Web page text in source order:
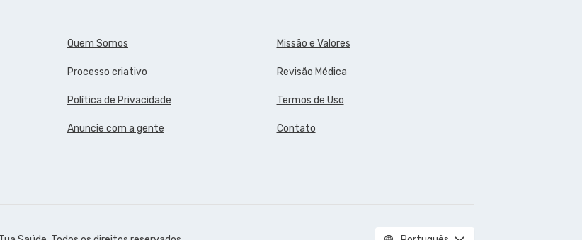
Quem Somos Missão e Valores
Processo criativo Revisão Médica
Política de Privacidade Termos de Uso
Anuncie com a gente Contato